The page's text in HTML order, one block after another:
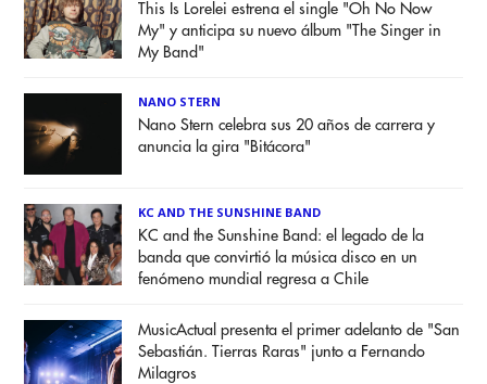
This Is Lorelei estrena el single "Oh No Now
My" y anticipa su nuevo álbum "The Singer in
My Band"
NANO STERN
Nano Stern celebra sus 20 años de carrera y
anuncia la gira "Bitácora"
KC AND THE SUNSHINE BAND
KC and the Sunshine Band: el legado de la
banda que convirtió la música disco en un
fenómeno mundial regresa a Chile
MusicActual presenta el primer adelanto de "San
Sebastián. Tierras Raras" junto a Fernando
Milagros